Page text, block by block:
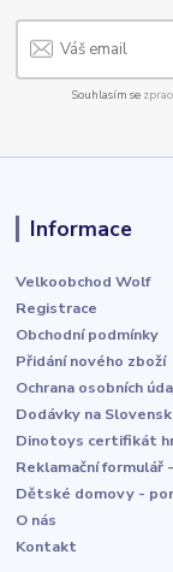
Souhlasím se
Informace
Velkoobchod Wolf
Registrace
Obchodní podmínky
Přidání nového zboží
Ochrana osobních
Dodávky na
Dinotoys certifikát
Reklamační formulář
Dětské domovy -
O nás
Kontakt